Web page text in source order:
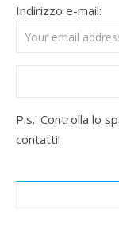
Indirizzo e-mail:
P.s.: Controlla lo
contatti!